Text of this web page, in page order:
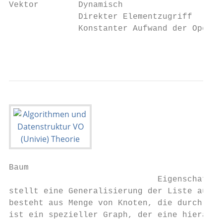
Vektor        Dynamisch
Direkter Elementzugriff
Konstanter Aufwand der
Baum
                              Eigenschaften
stellt eine Generalisierung der Liste auf
besteht aus Menge von Knoten, die durch
ist ein spezieller Graph, der eine